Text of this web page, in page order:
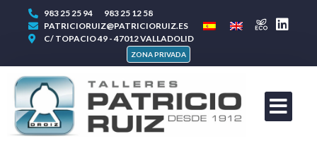
983 25 25 94
983 25 12 58
PATRICIORUIZ@PATRICIORUIZ.ES
C/ TOPACIO 49 - 47012 VALLADOLID
ZONA PRIVADA